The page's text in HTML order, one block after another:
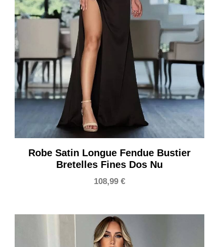
Robe Satin Longue Fendue Bustier
Bretelles Fines Dos Nu
108,99 €